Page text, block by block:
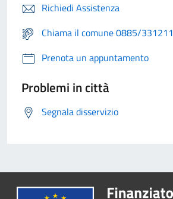
Richiedi Assistenza
Chiama il comune 0885/331211
Prenota un appuntamento
Problemi in città
Segnala disservizio